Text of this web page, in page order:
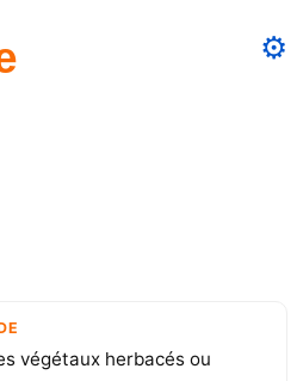
⚙️
végétaux herbacés ou